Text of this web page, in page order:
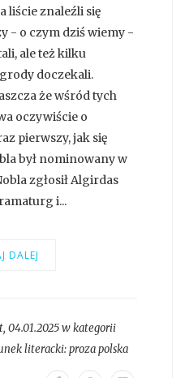
liście znaleźli się
- o czym dziś wiemy -
ale też kilku
doczekali.
że wśród tych
oczywiście o
pierwszy, jak się
był nominowany w
zgłosił Algirdas
i...
DALEJ
, 04.01.2025 w kategorii
literacki:proza polska